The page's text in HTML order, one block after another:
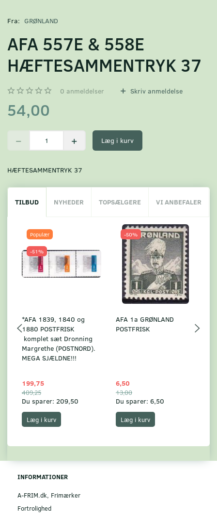
Fra: GRØNLAND
AFA 557E & 558E
HÆFTESAMMENTRYK 37
0 anmeldelser Skriv anmeldelse
54,00
Læg i kurv
HÆFTESAMMENTRYK 37
TILBUD NYHEDER TOPSÆLGERE VI ANBEFALER
Populær
-51%
*AFA 1839, 1840 og
1880 POSTFRISK
komplet sæt Dronning
Margrethe (POSTNORD).
MEGA SJÆLDNE!!!
199,75
409,25
Du sparer: 209,50
Læg i kurv
-50%
AFA 1a GRØNLAND
POSTFRISK
6,50
13,00
Du sparer: 6,50
Læg i kurv
INFORMATIONER
A-FRIM.dk, Frimærker
Fortrolighed